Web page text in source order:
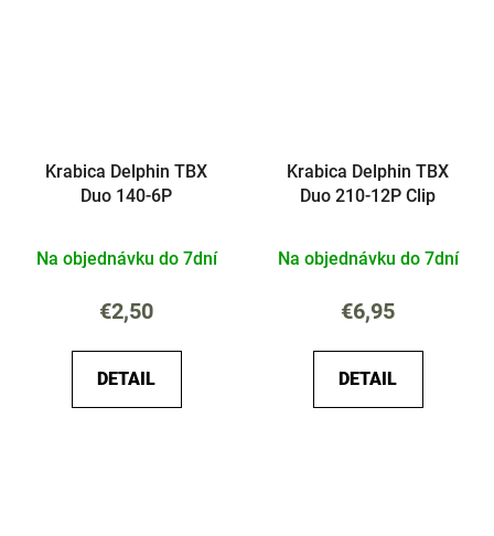
Krabica Delphin TBX
Duo 140-6P
Na objednávku do 7dní
€2,50
DETAIL
Krabica Delphin TBX
Duo 210-12P Clip
Na objednávku do 7dní
€6,95
DETAIL